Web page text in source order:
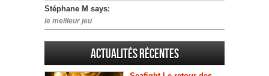
Stéphane M says:
le meilleur jeu
Actualités Récentes